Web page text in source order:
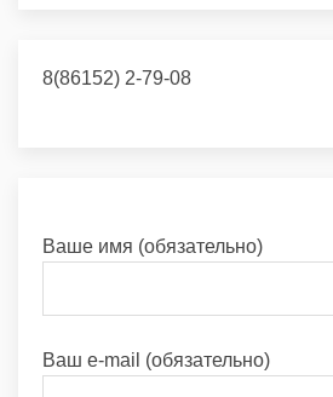
8(86152) 2-79-08
Ваше имя (обязательно)
Ваш e-mail (обязательно)